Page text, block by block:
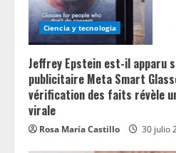
Ciencia y tecnologia
Jeffrey Epstein est-il apparu
publicitaire Meta Smart
vérification des faits révèle
virale
Rosa María Castillo 30 julio